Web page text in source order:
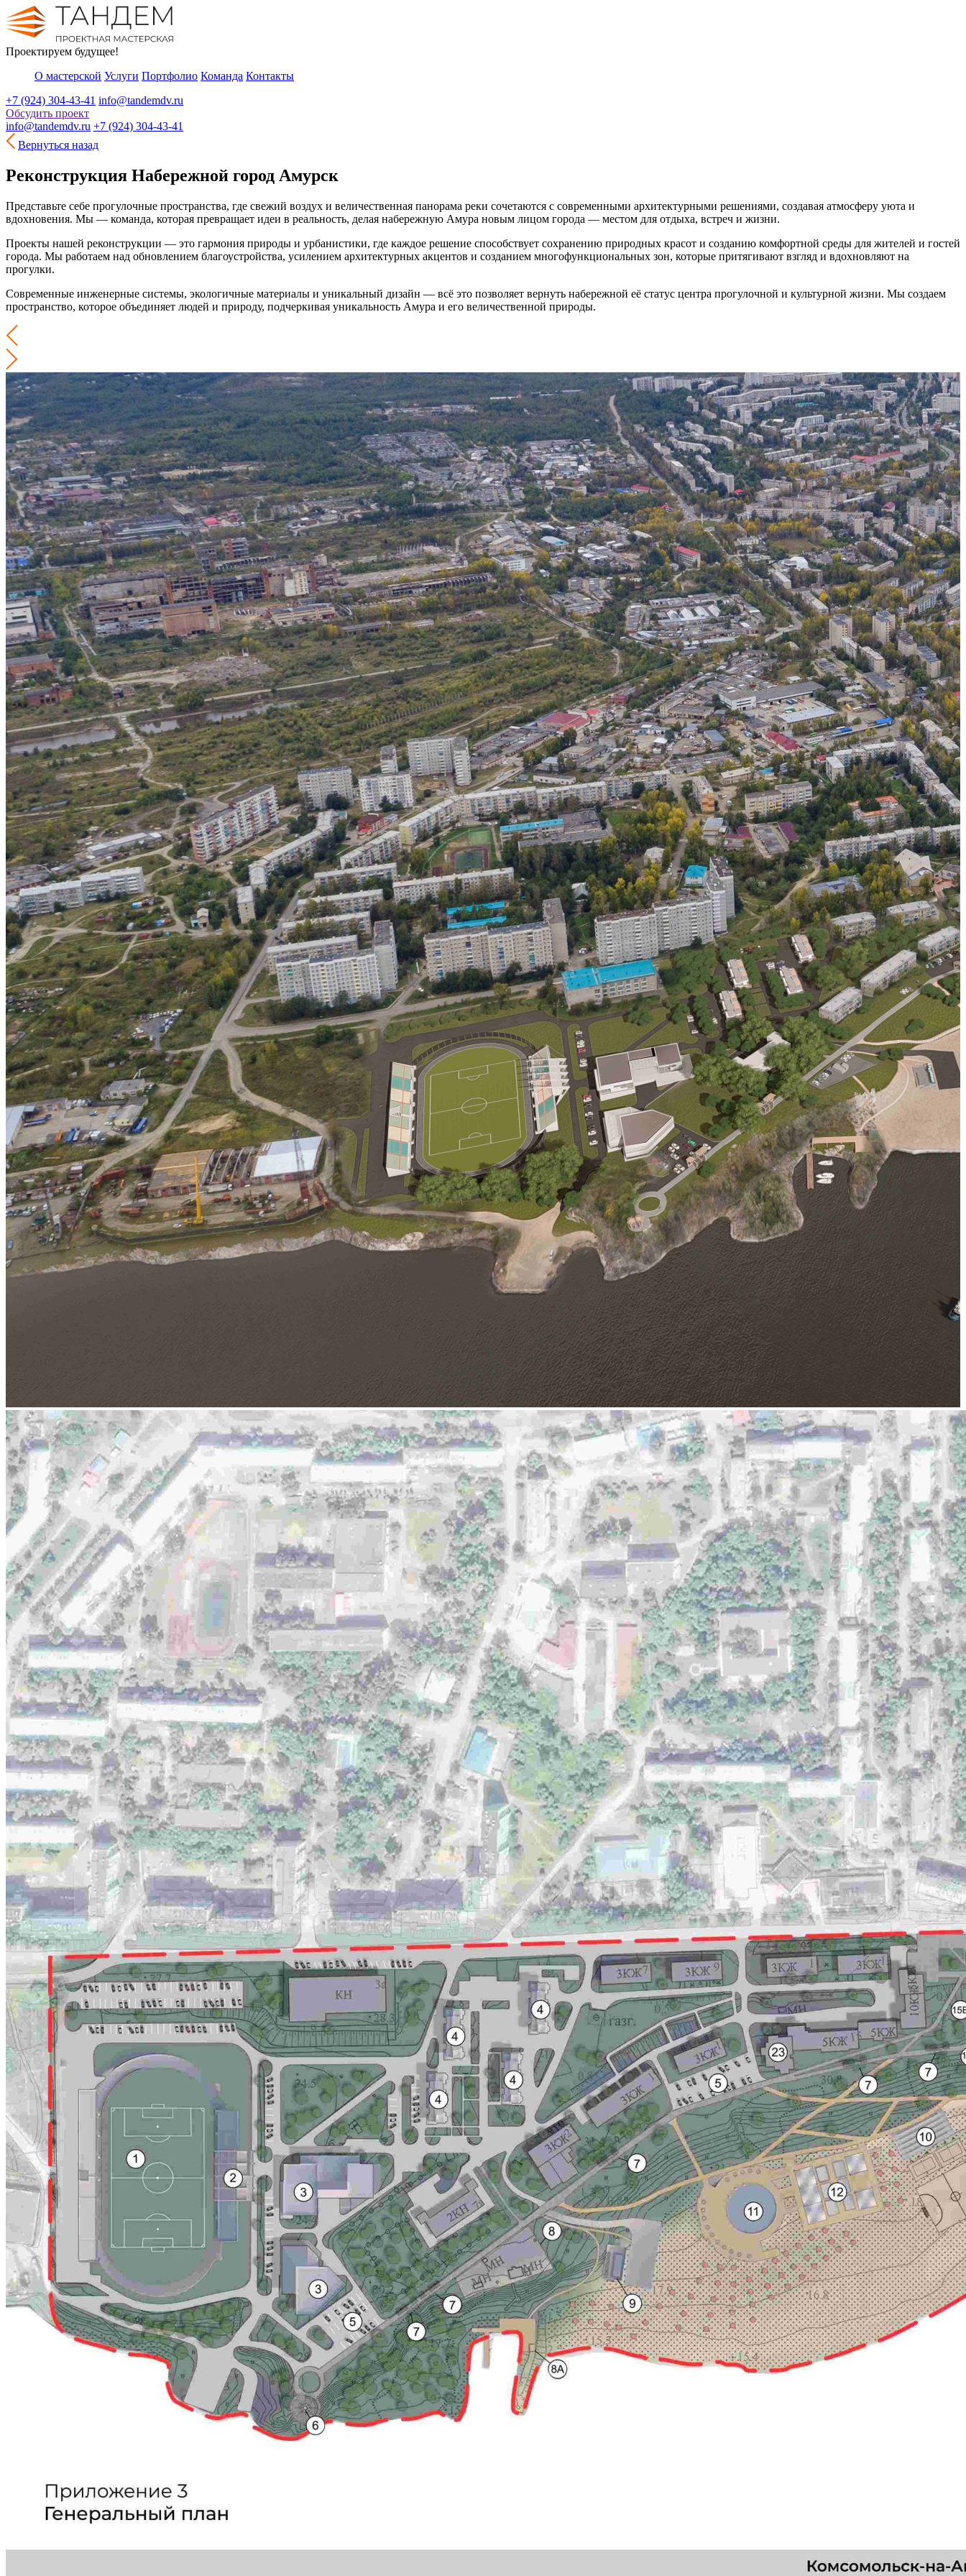
Проектируем будущее!
О мастерской Услуги Портфолио Команда Контакты
+7 (924) 304-43-41 info@tandemdv.ru
Обсудить проект
info@tandemdv.ru +7 (924) 304-43-41
Вернуться назад
Реконструкция Набережной город Амурск
Представьте себе прогулочные пространства, где свежий воздух и величественная панорама реки сочетаются с современными архитектурными решениями, создавая атмосферу уюта и
вдохновения. Мы — команда, которая превращает идеи в реальность, делая набережную Амура новым лицом города — местом для отдыха, встреч и жизни.
Проекты нашей реконструкции — это гармония природы и урбанистики, где каждое решение способствует сохранению природных красот и созданию комфортной среды для жителей и гостей
города. Мы работаем над обновлением благоустройства, усилением архитектурных акцентов и созданием многофункциональных зон, которые притягивают взгляд и вдохновляют на
прогулки.
Современные инженерные системы, экологичные материалы и уникальный дизайн — всё это позволяет вернуть набережной её статус центра прогулочной и культурной жизни. Мы создаем
пространство, которое объединяет людей и природу, подчеркивая уникальность Амура и его величественной природы.